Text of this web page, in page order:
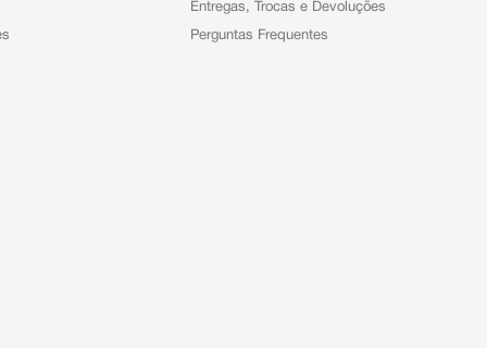
Entregas, Trocas e Devoluções
Perguntas Frequentes